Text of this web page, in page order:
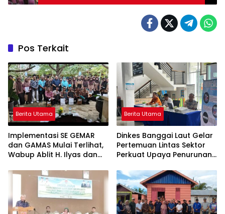
Pos Terkait
Berita Utama
Implementasi SE GEMAR
dan GAMAS Mulai Terlihat,
Wabup Ablit H. Ilyas dan
Kompak Ambil Rapor Anak
Berita Utama
Dinkes Banggai Laut Gelar
Pertemuan Lintas Sektor
Perkuat Upaya Penurunan